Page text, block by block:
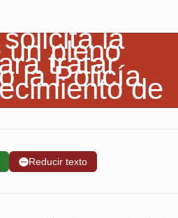
➖Reducir texto